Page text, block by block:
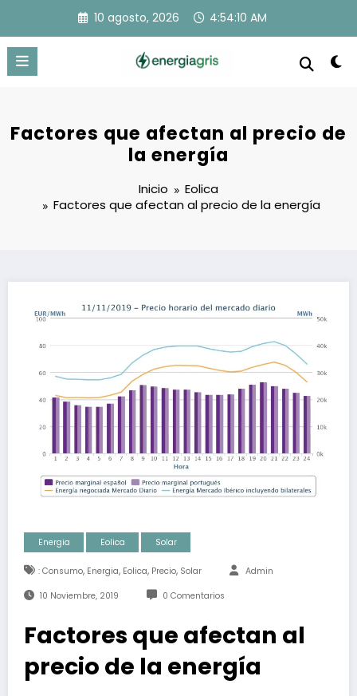
contenido
10 agosto, 2026 4:54:11 AM
Factores que afectan al precio de
la energía
Inicio
Eolica
Factores que afectan al precio de la energía
Energia Eolica Solar
: Consumo, Energia, Eolica, Precio, Solar Admin
10 Noviembre, 2019 0 Comentarios
Factores que afectan al
precio de la energía